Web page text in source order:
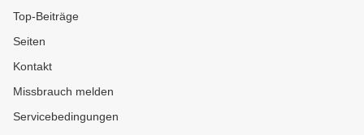
Top-Beiträge
Seiten
Kontakt
Missbrauch melden
Servicebedingungen